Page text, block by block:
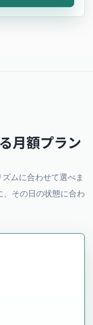
月額プラン
ムに合わせて選べま
その日の状態に合わ